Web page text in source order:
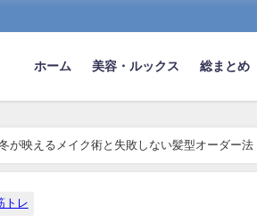
ホーム 美容・ルックス 総まとめ
が映えるメイク術と失敗しない髪型オーダー法
トレ